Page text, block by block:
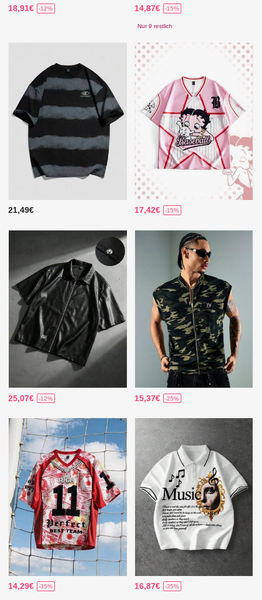
18,91€ -12% 14,87€ -15%
Nur 9 restlich
21,49€ 17,42€ -15%
25,07€ -12% 15,37€ -25%
14,29€ -35% 16,87€ -25%